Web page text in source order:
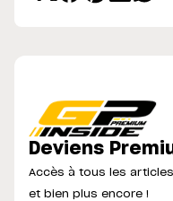
Deviens
Accès à tous les
et bien plus encore !